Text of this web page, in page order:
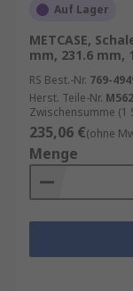
Auf Lager
METCASE,
mm, 231.6 mm,
RS Best.-Nr. 769-
Herst. Teile-Nr.
Zwischensumme (1
235,06 €(ohne
Menge